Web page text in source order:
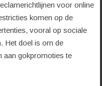
voor online
komen op de
vooral op sociale
Het doel is om de
aan gokpromoties te